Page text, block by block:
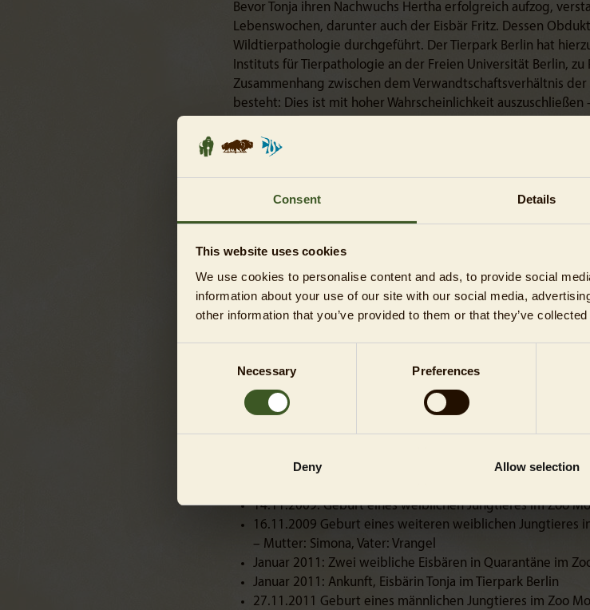
Consent Details
This website uses cookies
We use cookies to personalise content and ads, to provide social
information about your use of our site with our social media,
other information that you’ve provided to them or that they’ve
Necessary Preferences
Deny Allow selection
Bevor Tonja ihren Nachwuchs Hertha erfolgreich aufzog,
Lebenswochen, darunter auch der Eisbär Fritz. Dessen
Wildtierpathologie durchgeführt. Der Tierpark Berlin hat
Instituts für Tierpathologie an der Freien Universität Berlin, zu
Zusammenhang zwischen dem Verwandtschaftsverhältnis
besteht: Dies ist mit hoher Wahrscheinlichkeit auszuschließen
Jungtier (ohne Namen), das 2017 kurz nach der Geburt an
Milch gestorben war. „Es besteht grundsätzlich keine
wissenschaftlichen Analysen abschließend zu bestätigen
wäre also reine Spekulation“, erklärt Prof. Dr. Achim Gruber.
im natürlichen Lebensraum hoch: Vier von fünf Jungtieren
verantwortungsvolle Arbeit des Europäischen
Fehler ein sehr bedauerlicher Rückschlag“, macht Zoo- und
und betont: „Es muss jetzt darum gehen, aus solchen Fehlern
Bereichen noch stärker auf eine wissenschaftliche Basis zu
Möglichkeiten sind da heute ganz andere, als noch vor 10
wichtig, dass dank der Genanalyse nun Klarheit bestehe, so
beschlossen, dass Hertha und Tonja nun bis auf Weiteres
die beiden putzmunteren Bärinnen sich bestens miteinander
14.11.2009: Geburt eines weiblichen Jungtieres im Zoo
16.11.2009 Geburt eines weiteren weiblichen Jungtieres
– Mutter: Simona, Vater: Vrangel
Januar 2011: Zwei weibliche Eisbären in Quarantäne im
Januar 2011: Ankunft, Eisbärin Tonja im Tierpark Berlin
27.11.2011 Geburt eines männlichen Jungtieres im Zoo